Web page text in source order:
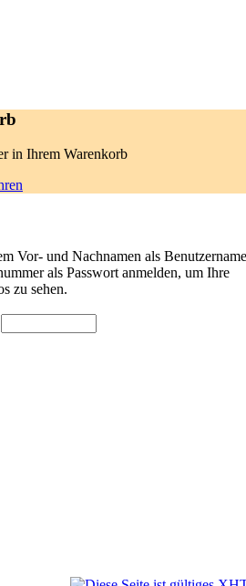
in Ihrem Warenkorb
Vor- und Nachnamen als
als Passwort anmelden, um Ihre
zu sehen.